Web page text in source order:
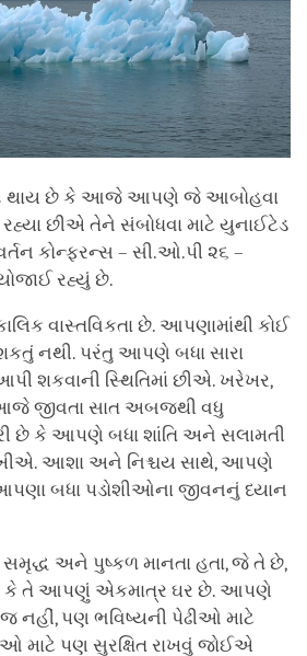
થાય છે કે આજે આપણે જે આબોહવા
રહ્યા છીએ તેને સંબોધવા માટે યુનાઈટેડ
કોન્ફરન્સ – સી.ઓ.પી ૨૬ –
રહ્યું છે.
વાસ્તવિકતા છે. આપણામાંથી કોઈ
નથી. પરંતુ આપણે બધા સારા
શકવાની સ્થિતિમાં છીએ. ખરેખર,
જીવતા સાત અબજથી વધુ
છે કે આપણે બધા શાંતિ અને સલામતી
આશા અને નિશ્ચય સાથે, આપણે
બધા પડોશીઓના જીવનનું ધ્યાન
અને પુષ્કળ માનતા હતા, જે તે છે,
કે તે આપણું એકમાત્ર ઘર છે. આપણે
નહીં, પણ ભવિષ્યની પેઢીઓ માટે
પણ સુરક્ષિત રાખવું જોઈએ